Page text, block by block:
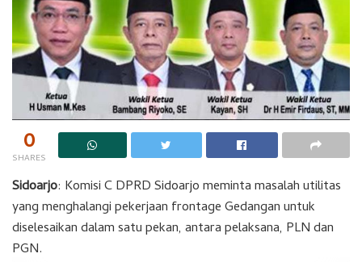
0
SHARES
Sidoarjo: Komisi C DPRD Sidoarjo meminta masalah utilitas
yang menghalangi pekerjaan frontage Gedangan untuk
diselesaikan dalam satu pekan, antara pelaksana, PLN dan
PGN.